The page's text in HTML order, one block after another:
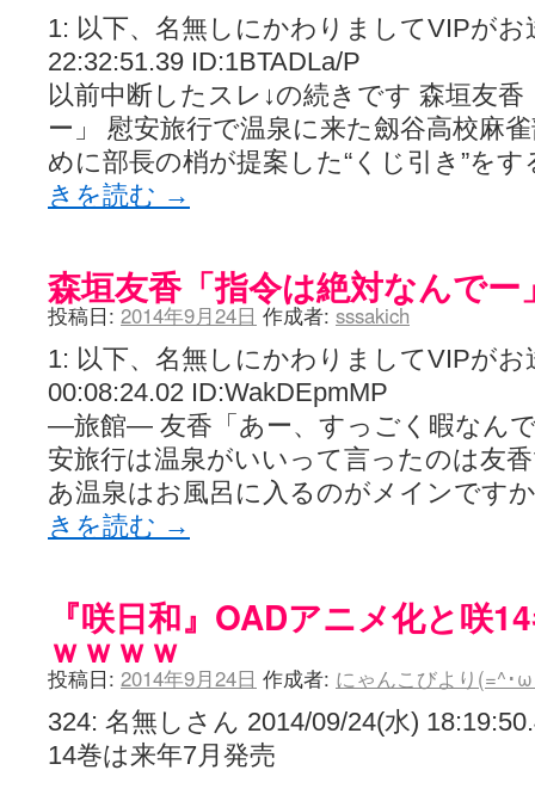
1: 以下、名無しにかわりましてVIPがお
22:32:51.39 ID:1BTADLa/P
以前中断したスレ↓の続きです 森垣友
ー」 慰安旅行で温泉に来た劔谷高校麻
めに部長の梢が提案した“くじ引き”を
きを読む →
森垣友香「指令は絶対なんでー
投稿日: 2014年9月24日 作成者: sssakich
1: 以下、名無しにかわりましてVIPがお
00:08:24.02 ID:WakDEpmMP
―旅館― 友香「あー、すっごく暇なん
安旅行は温泉がいいって言ったのは友
あ温泉はお風呂に入るのがメインで
きを読む →
『咲日和』OADアニメ化と咲
ｗｗｗｗ
投稿日: 2014年9月24日 作成者: にゃんこびより(=^･
324: 名無しさん 2014/09/24(水)
14巻は来年7月発売